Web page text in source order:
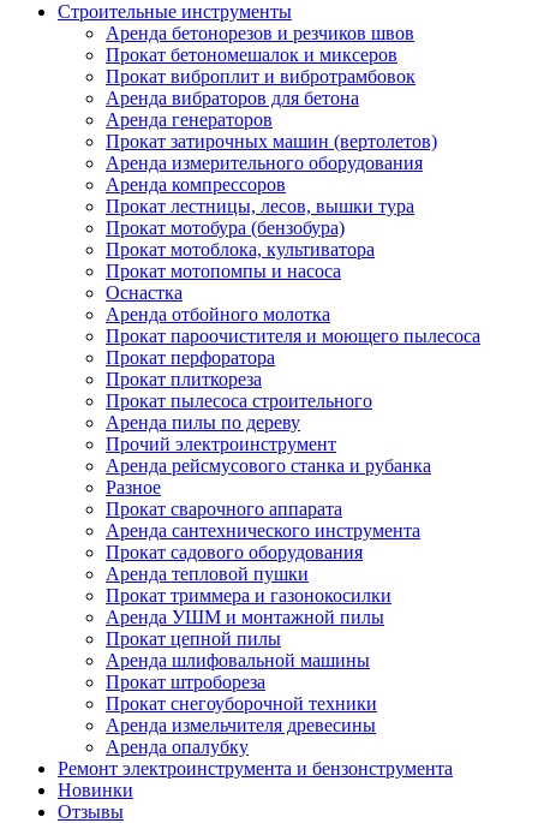
Строительные инструменты
Аренда бетонорезов и резчиков швов
Прокат бетономешалок и миксеров
Прокат виброплит и вибротрамбовок
Аренда вибраторов для бетона
Аренда генераторов
Прокат затирочных машин (вертолетов)
Аренда измерительного оборудования
Аренда компрессоров
Прокат лестницы, лесов, вышки тура
Прокат мотобура (бензобура)
Прокат мотоблока, культиватора
Прокат мотопомпы и насоса
Оснастка
Аренда отбойного молотка
Прокат пароочистителя и моющего пылесоса
Прокат перфоратора
Прокат плиткореза
Прокат пылесоса строительного
Аренда пилы по дереву
Прочий электроинструмент
Аренда рейсмусового станка и рубанка
Разное
Прокат сварочного аппарата
Аренда сантехнического инструмента
Прокат садового оборудования
Аренда тепловой пушки
Прокат триммера и газонокосилки
Аренда УШМ и монтажной пилы
Прокат цепной пилы
Аренда шлифовальной машины
Прокат штробореза
Прокат снегоуборочной техники
Аренда измельчителя древесины
Аренда опалубку
Ремонт электроинструмента и бензонструмента
Новинки
Отзывы